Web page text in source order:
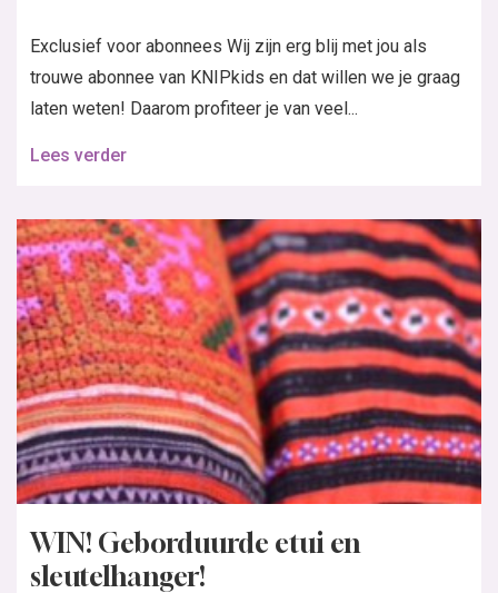
Exclusief voor abonnees Wij zijn erg blij met jou als
trouwe abonnee van KNIPkids en dat willen we je graag
laten weten! Daarom profiteer je van veel...
Lees verder
WIN! Geborduurde etui en
sleutelhanger!